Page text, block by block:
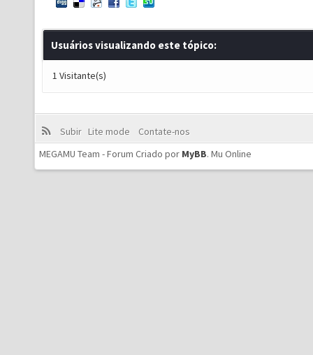
Usuários visualizando este tópico:
1 Visitante(s)
Subir Lite mode
Contate-nos
MEGAMU Team - Forum Criado por MyBB. Mu Online